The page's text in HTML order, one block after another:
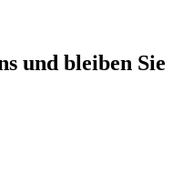
und bleiben Sie